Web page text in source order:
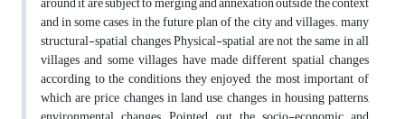
and in some cases in the future plan of the city and villages. many
structural-spatial changes Physical-spatial are not the same in all
villages and some villages have made different spatial changes
according to the conditions they enjoyed, the most important of
which are price changes in land use, changes in housing patterns,